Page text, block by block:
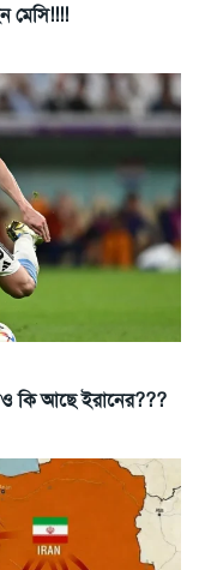
মেসি!!!!
কি আছে ইরানের???